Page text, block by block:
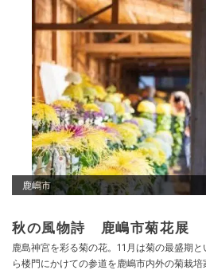
鹿嶋市
秋の風物詩 鹿嶋市菊花展
鹿島神宮を彩る菊の花。11月は菊の最盛期
ら楼門にかけての参道を鹿嶋市内外の菊栽